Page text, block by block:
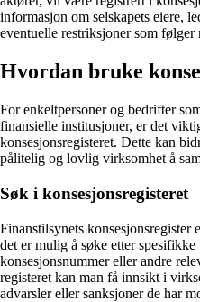
informasjon om selskapets eiere,
eventuelle restriksjoner som følger
Hvordan bruke
For enkeltpersoner og bedrifter
finansielle institusjoner, er det
konsesjonsregisteret. Dette kan
pålitelig og lovlig virksomhet å
Søk i konsesjonsregisteret
Finanstilsynets konsesjonsregister
det er mulig å søke etter
konsesjonsnummer eller andre
registeret kan man få innsikt i
advarsler eller sanksjoner de har